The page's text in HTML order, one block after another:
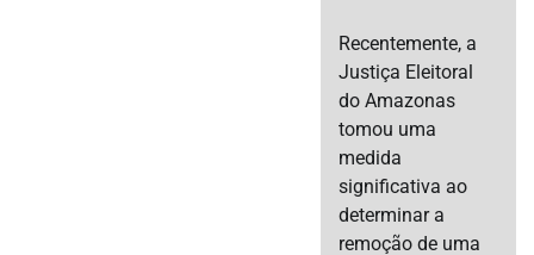
Recentemente, a
Justiça Eleitoral
do Amazonas
tomou uma
medida
significativa ao
determinar a
remoção de uma